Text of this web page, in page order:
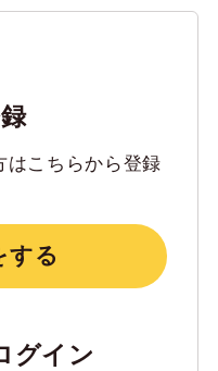
はこちらから登録
する
グイン